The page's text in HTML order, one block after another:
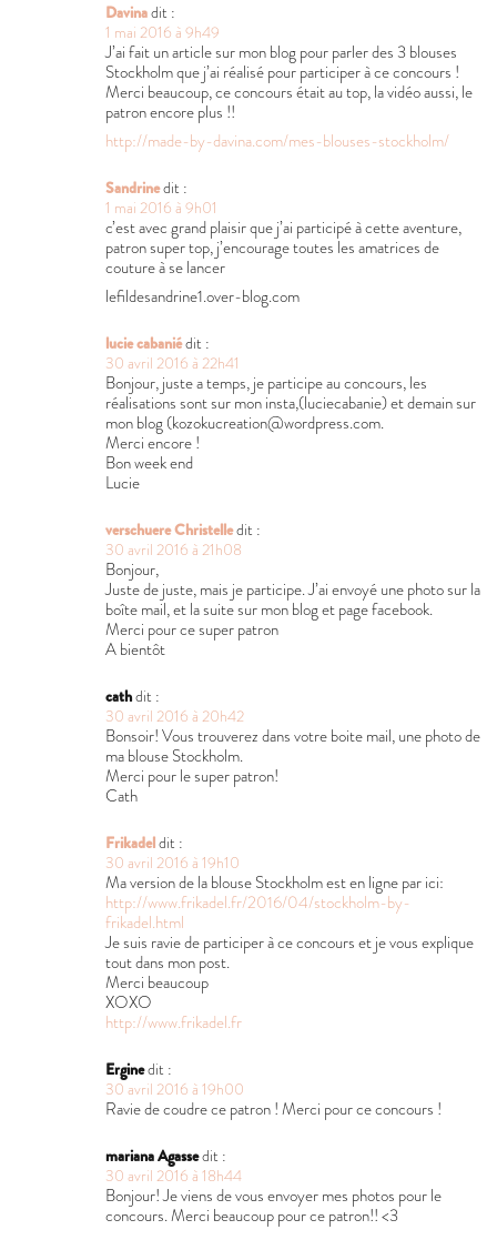
Davinadit :
1 mai 2016 à 9h49
J’ai fait un article sur mon blog pour parler des 3 blouses
Stockholm que j’ai réalisé pour participer à ce concours !
Merci beaucoup, ce concours était au top, la vidéo aussi, le
patron encore plus !!
http://made-by-davina.com/mes-blouses-stockholm/
Sandrinedit :
1 mai 2016 à 9h01
c’est avec grand plaisir que j’ai participé à cette aventure,
patron super top, j’encourage toutes les amatrices de
couture à se lancer
lefildesandrine1.over-blog.com
lucie cabaniédit :
30 avril 2016 à 22h41
Bonjour, juste a temps, je participe au concours, les
réalisations sont sur mon insta,(luciecabanie) et demain sur
mon blog (kozokucreation@wordpress.com.
Merci encore !
Bon week end
Lucie
verschuere Christelledit :
30 avril 2016 à 21h08
Bonjour,
Juste de juste, mais je participe. J’ai envoyé une photo sur la
boîte mail, et la suite sur mon blog et page facebook.
Merci pour ce super patron
A bientôt
cathdit :
30 avril 2016 à 20h42
Bonsoir! Vous trouverez dans votre boite mail, une photo de
ma blouse Stockholm.
Merci pour le super patron!
Cath
Frikadeldit :
30 avril 2016 à 19h10
Ma version de la blouse Stockholm est en ligne par ici:
http://www.frikadel.fr/2016/04/stockholm-by-
frikadel.html
Je suis ravie de participer à ce concours et je vous explique
tout dans mon post.
Merci beaucoup
XOXO
http://www.frikadel.fr
Erginedit :
30 avril 2016 à 19h00
Ravie de coudre ce patron ! Merci pour ce concours !
mariana Agassedit :
30 avril 2016 à 18h44
Bonjour! Je viens de vous envoyer mes photos pour le
concours. Merci beaucoup pour ce patron!! <3